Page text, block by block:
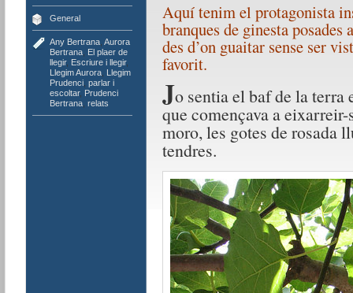
General
Any Bertrana, Aurora
Bertrana, El plaer de
llegir, Escriure i llegir,
Llegim Aurora, Llegim
Prudenci, parlar i
escoltar, Prudenci
Bertrana, relats
Aquí tenim el protagonista
branques de ginesta
des d’on guaitar sense ser
favorit.
Jo sentia el baf de la terra
que començava a
moro, les gotes de rosada
tendres.